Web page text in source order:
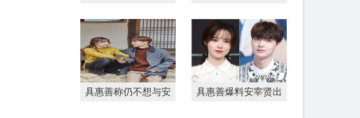
去酒
具惠善称仍不想与安
具惠善爆料安宰贤出